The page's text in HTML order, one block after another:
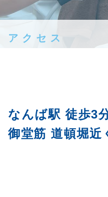
アクセス
なんば駅 徒歩3
御堂筋 道頓堀近